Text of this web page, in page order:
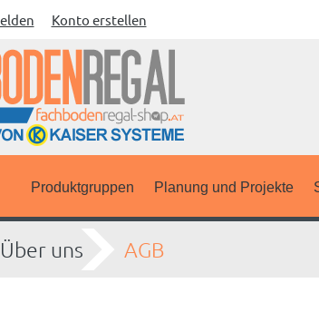
Konto erstellen
Produktgruppen Planung und Projekte
Über uns AGB